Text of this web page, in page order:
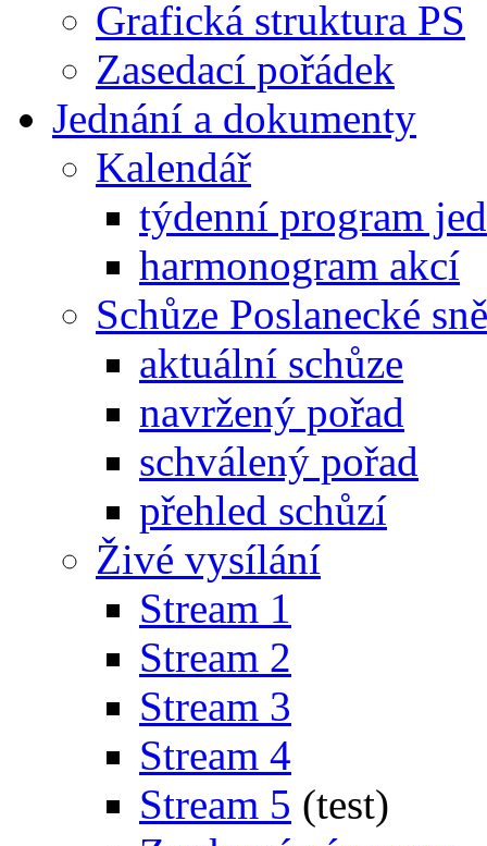
Grafická struktura PS
Zasedací pořádek
Jednání a dokumenty
Kalendář
týdenní program
harmonogram akcí
Schůze Poslanecké
aktuální schůze
navržený pořad
schválený pořad
přehled schůzí
Živé vysílání
Stream 1
Stream 2
Stream 3
Stream 4
Stream 5 (test)